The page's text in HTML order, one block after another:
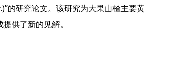
研究论文。该研究为大果山楂主要黄
供了新的见解。